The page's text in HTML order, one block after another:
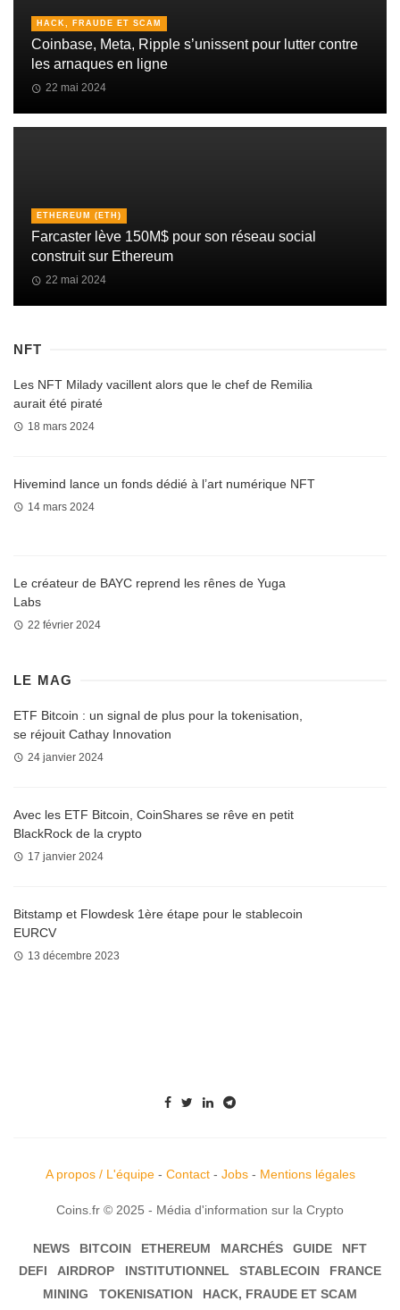
HACK, FRAUDE ET SCAM
Coinbase, Meta, Ripple s’unissent pour lutter contre
les arnaques en ligne
22 mai 2024
ETHEREUM (ETH)
Farcaster lève 150M$ pour son réseau social
construit sur Ethereum
22 mai 2024
NFT
Les NFT Milady vacillent alors que le chef de Remilia
aurait été piraté
18 mars 2024
Hivemind lance un fonds dédié à l’art numérique NFT
14 mars 2024
Le créateur de BAYC reprend les rênes de Yuga
Labs
22 février 2024
LE MAG
ETF Bitcoin : un signal de plus pour la tokenisation,
se réjouit Cathay Innovation
24 janvier 2024
Avec les ETF Bitcoin, CoinShares se rêve en petit
BlackRock de la crypto
17 janvier 2024
Bitstamp et Flowdesk 1ère étape pour le stablecoin
EURCV
13 décembre 2023
A propos / L'équipe- Contact- Jobs- Mentions légales
Coins.fr © 2025 - Média d'information sur la Crypto
NEWS BITCOIN ETHEREUM MARCHÉS GUIDE
NFT
DEFI
AIRDROP INSTITUTIONNEL STABLECOIN
FRANCE
MINING
TOKENISATION
HACK, FRAUDE ET SCAM